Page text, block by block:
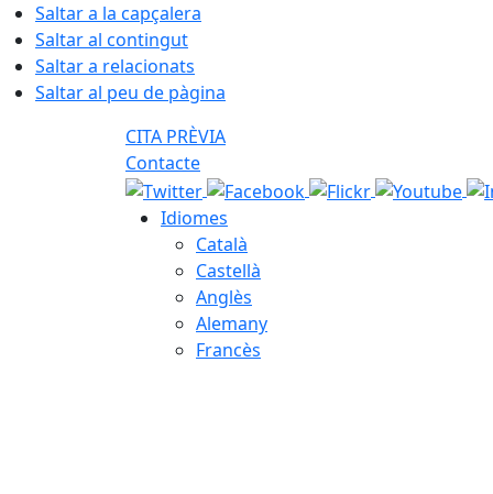
Saltar a la capçalera
Saltar al contingut
Saltar a relacionats
Saltar al peu de pàgina
CITA PRÈVIA
Contacte
Idiomes
Català
Castellà
Anglès
Alemany
Francès